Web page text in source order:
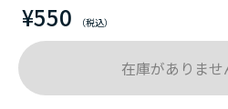
¥550
在庫がありませ